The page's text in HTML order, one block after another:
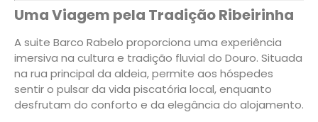
Uma Viagem pela Tradição Ribeirinha
A suite Barco Rabelo proporciona uma experiência
imersiva na cultura e tradição fluvial do Douro. Situada
na rua principal da aldeia, permite aos hóspedes
sentir o pulsar da vida piscatória local, enquanto
desfrutam do conforto e da elegância do alojamento.